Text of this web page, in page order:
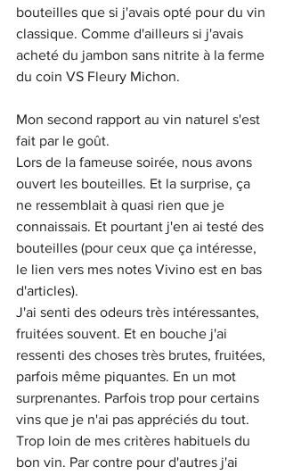
bouteilles que si j'avais opté pour du vin
classique. Comme d'ailleurs si j'avais
acheté du jambon sans nitrite à la ferme
du coin VS Fleury Michon.
Mon second rapport au vin naturel s'est
fait par le goût.
Lors de la fameuse soirée, nous avons
ouvert les bouteilles. Et la surprise, ça
ne ressemblait à quasi rien que je
connaissais. Et pourtant j'en ai testé des
bouteilles (pour ceux que ça intéresse,
le lien vers mes notes Vivino est en bas
d'articles).
J'ai senti des odeurs très intéressantes,
fruitées souvent. Et en bouche j'ai
ressenti des choses très brutes, fruitées,
parfois même piquantes. En un mot
surprenantes. Parfois trop pour certains
vins que je n'ai pas appréciés du tout.
Trop loin de mes critères habituels du
bon vin. Par contre pour d'autres j'ai